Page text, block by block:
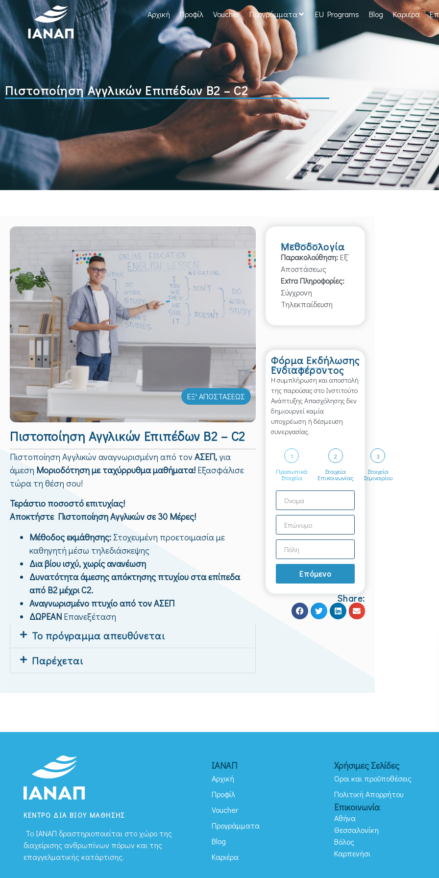
Αρχική Προφίλ Voucher Προγράμματα EU Programs Blog Καριέρα
Πιστοποίηση Αγγλικών Επιπέδων Β2 – C2
ΕΞ' ΑΠΟΣΤΑΣΕΩΣ
Πιστοποίηση Αγγλικών Επιπέδων Β2 – C2
Πιστοποίηση Αγγλικών αναγνωρισμένη από τον ΑΣΕΠ,για
άμεση Μοριοδότηση με ταχύρρυθμα μαθήματα! Εξασφάλισε
τώρα τη θέση σου!
Τεράστιο ποσοστό επιτυχίας!
Αποκτήστε Πιστοποίηση Αγγλικών σε 30 Μέρες!
Μέθοδος εκμάθησης: Στοχευμένη προετοιμασία με
καθηγητή μέσω τηλεδιάσκεψης
Δια βίου ισχύ, χωρίς ανανέωση
Δυνατότητα άμεσης απόκτησης πτυχίου στα επίπεδα
από B2 μέχρι C2.
Αναγνωρισμένο πτυχίο από τον ΑΣΕΠ
ΔΩΡΕΑΝ Επανεξέταση
Το πρόγραμμα απευθύνεται
Παρέχεται
Μεθοδολογία
Παρακολούθηση:Εξ΄
Αποστάσεως
Extra Πληροφορίες:
Σύγχρονη
Τηλεκπαίδευση
Φόρμα Εκδήλωσης
Ενδιαφέροντος
Η συμπλήρωση και αποστολή
της παρούσας στο Ινστιτούτο
Ανάπτυξης Απασχόλησης δεν
δημιουργεί καμία
υποχρέωση ή δέσμευση
συνεργασίας.
1
Προσωπικά
Στοιχεία
2
Στοιχεία
Επικοινωνίας
3
Στοιχεία
Σεμιναρίου
Επόμενο
Share:
ΚΕΝΤΡΟ ΔΙΑ ΒΙΟΥ ΜΑΘΗΣΗΣ
To ΙΑΝΑΠ δραστηριοποιείται στο χώρο της
διαχείρισης ανθρωπίνων πόρων και της
επαγγελματικής κατάρτισης.
ΙΑΝΑΠ
Αρχική
Προφίλ
Voucher
Προγράμματα
Blog
Καριέρα
Χρήσιμες Σελίδες
Όροι και προϋποθέσεις
Πολιτική Απορρήτου
Επικοινωνία
Αθήνα
Θεσσαλονίκη
Βόλος
Καρπενήσι